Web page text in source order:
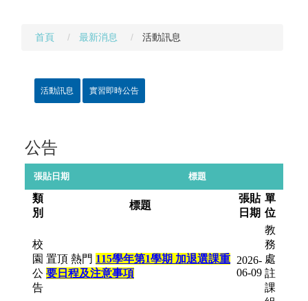
首頁 最新消息 活動訊息
活動訊息 實習即時公告
公告
張貼日期 標題